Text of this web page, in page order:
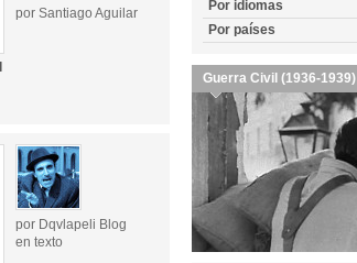
por Santiago Aguilar
por Dqvlapeli Blog
en texto
Por idiomas
Por países
Guerra Civil (1936-1939)